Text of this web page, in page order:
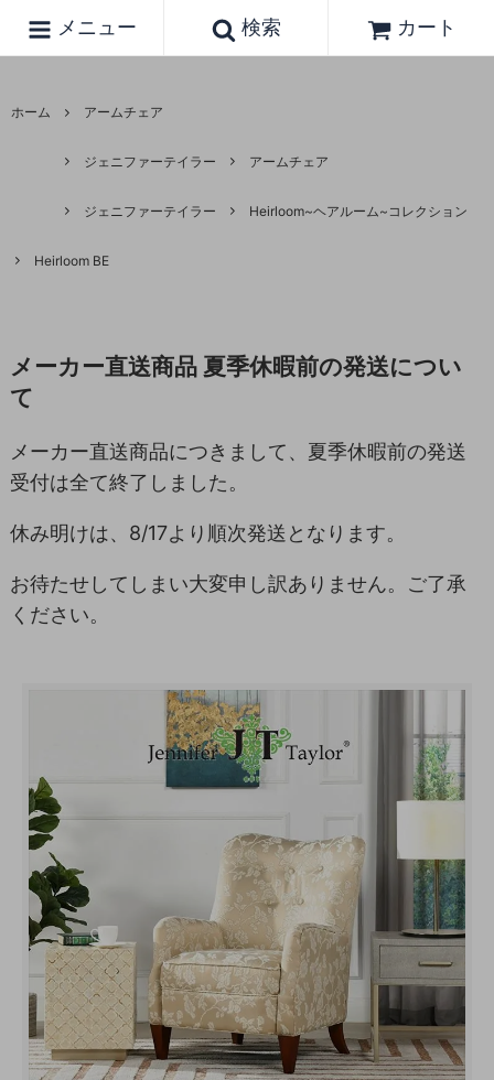
メニュー 検索 カート
ホーム アームチェア
ジェニファーテイラー アームチェア
ジェニファーテイラー Heirloom~ヘアルーム~コレクション
Heirloom BE
メーカー直送商品 夏季休暇前の発送につい
て
メーカー直送商品につきまして、夏季休暇前の発送
受付は全て終了しました。
休み明けは、8/17より順次発送となります。
お待たせしてしまい大変申し訳ありません。ご了承
ください。